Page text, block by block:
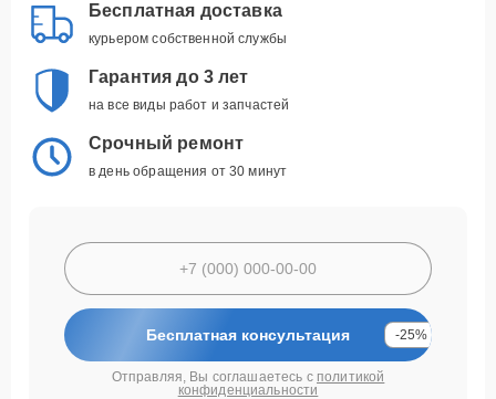
Бесплатная доставка
курьером собственной службы
Гарантия до 3 лет
на все виды работ и запчастей
Срочный ремонт
в день обращения от 30 минут
Бесплатная консультация -25%
Отправляя, Вы соглашаетесь с политикой
конфиденциальности